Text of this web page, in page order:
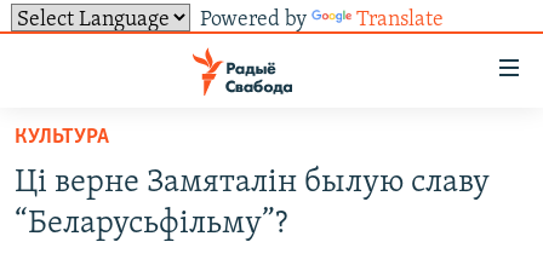
Powered by Translate
ўнівэрсальнага
доступу
Перайсьці
да
галоўнага
УСЕ НАВІНЫ
ТОЛЬКІ НА СВАБОДЗЕ
КУЛЬТУРА
Ці верне Замяталін былую славу
“Беларусьфільму”?